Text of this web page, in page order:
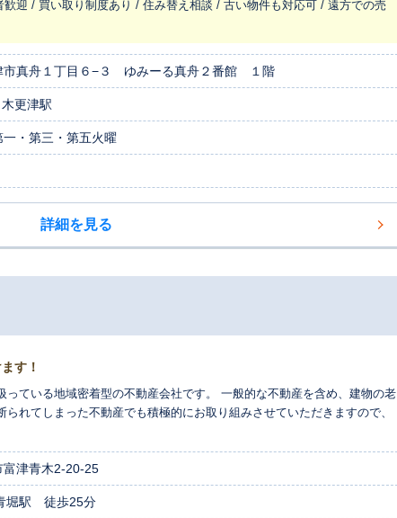
迎 / 買い取り制度あり / 住み替え相談 / 古い物件も対応可 / 遠方での売
市真舟１丁目６−３ ゆみーる真舟２番館 １階
木更津駅
・第三・第五火曜
詳細を見る
す！
ている地域密着型の不動産会社です。 一般的な不動産を含め、建物の老
れてしまった不動産でも積極的にお取り組みさせていただきますので、
富津青木2-20-25
堀駅 徒歩25分